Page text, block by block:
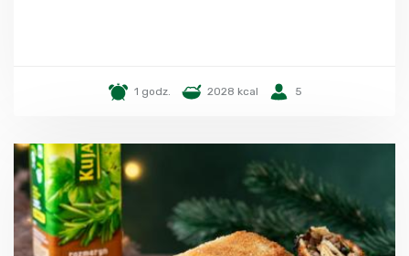
1 godz. 2028 kcal 5